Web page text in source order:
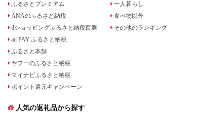
ふるさとプレミアム
ANAのふるさと納税
dショッピングふるさと納税百選
au PAY ふるさと納税
ふるさと本舗
ヤフーのふるさと納税
マイナビふるさと納税
ポイント還元キャンペーン
一人暮らし
食べ物以外
その他のランキング
人気の返礼品から探す